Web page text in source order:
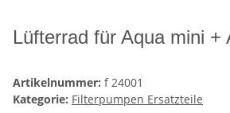
Lüfterrad für Aqua mini +
Artikelnummer: f 24001
Kategorie: Filterpumpen Ersatzteile